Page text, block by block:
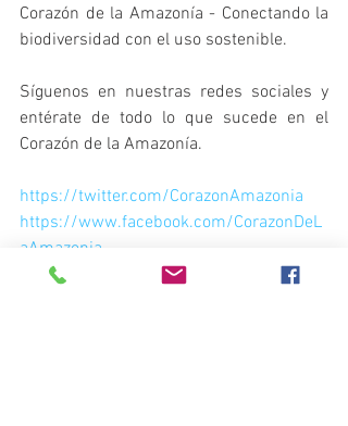
Corazón de la Amazonía - Conectando la
biodiversidad con el uso sostenible.
Síguenos en nuestras redes sociales y
entérate de todo lo que sucede en el
Corazón de la Amazonía.
https://twitter.com/CorazonAmazonia
https://www.facebook.com/CorazonDeL
aAmazonia
www.corazondelaamazonia.org